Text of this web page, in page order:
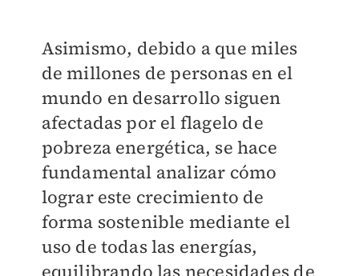
Asimismo, debido a que miles
de millones de personas en el
mundo en desarrollo siguen
afectadas por el flagelo de
pobreza energética, se hace
fundamental analizar cómo
lograr este crecimiento de
forma sostenible mediante el
uso de todas las energías,
equilibrando las necesidades de